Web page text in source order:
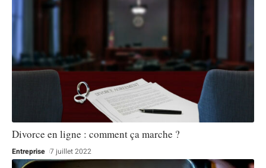
Divorce en ligne : comment ça marche ?
Entreprise 7 juillet 2022